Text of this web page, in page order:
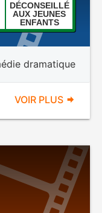
DÉCONSEILLÉ
AUX JEUNES
ENFANTS
dramatique
VOIR PLUS